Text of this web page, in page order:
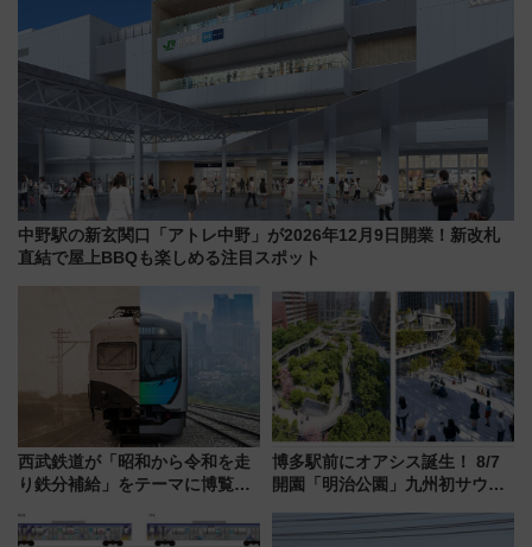
中野駅の新玄関口「アトレ中野」が2026年12月9日開業！新改札
直結で屋上BBQも楽しめる注目スポット
西武鉄道が「昭和から令和を走
り鉄分補給」をテーマに博覧会
14日から 新車両「トキイロ」体
博多駅前にオアシス誕生！ 8/7
開園「明治公園」九州初サウナ
品グルメ登場で駅前の過ごし方